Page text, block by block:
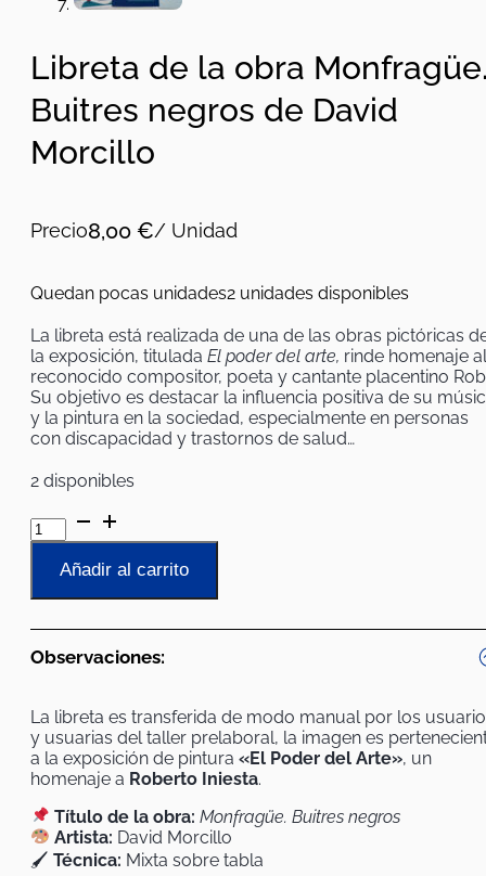
Libreta de la obra
Buitres negros de David
Morcillo
Precio8,00 €/ Unidad
Quedan pocas unidades2 unidades disponibles
La libreta está realizada de una de las obras pictóricas
la exposición, titulada El poder del arte, rinde homenaje al
reconocido compositor, poeta y cantante placentino
Su objetivo es destacar la influencia positiva de su
y la pintura en la sociedad, especialmente en personas
con discapacidad y trastornos de salud…
2 disponibles
Libreta
de
obra
Monfragüe.
de
cantidad
Añadir al carrito
Observaciones:
La libreta es transferida de modo manual por los
y usuarias del taller prelaboral, la imagen es
a la exposición de pintura «El Poder del Arte», un
homenaje a Roberto Iniesta.
Título de la obra: Monfragüe. Buitres negros
Artista: David Morcillo
🖌 Técnica: Mixta sobre tabla